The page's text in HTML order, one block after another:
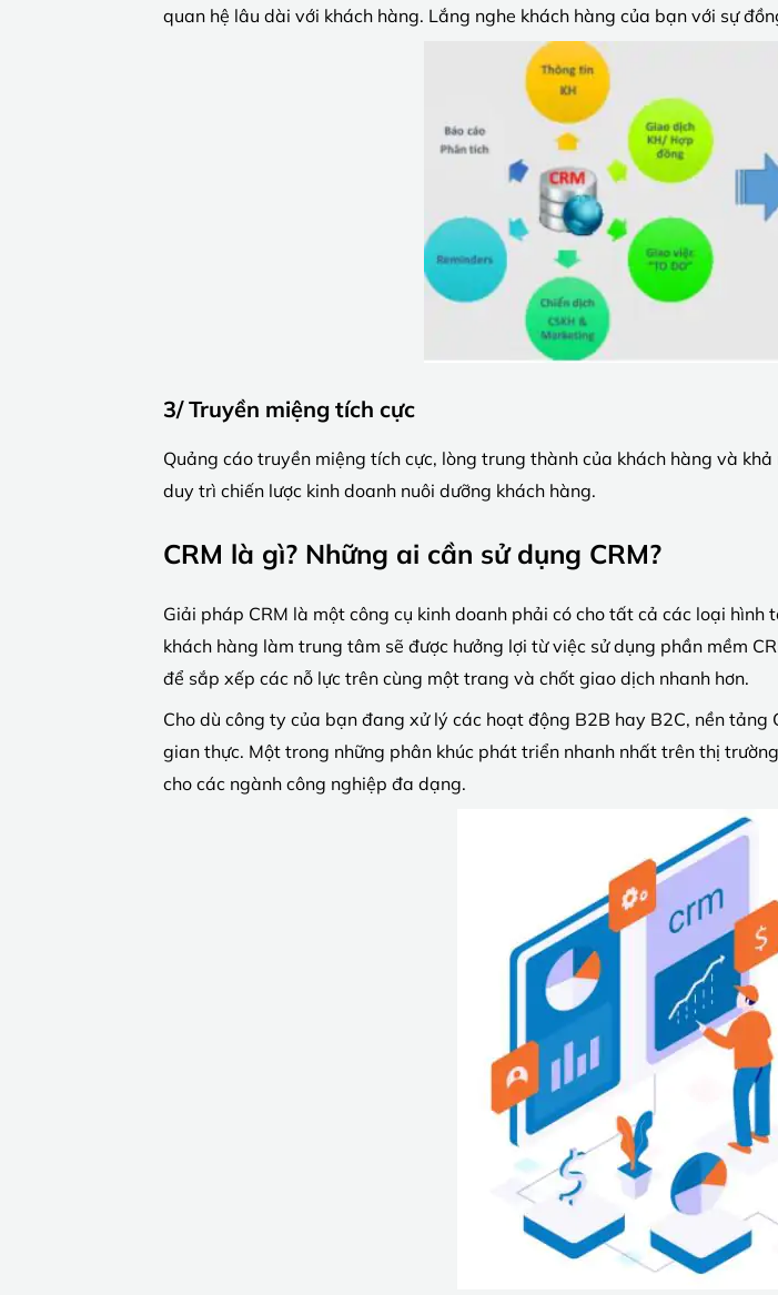
quan hệ lâu dài với khách hàng. Lắng nghe khách hàng của bạn với sự
3/ Truyền miệng tích cực
Quảng cáo truyền miệng tích cực, lòng trung thành của khách hàng và
duy trì chiến lược kinh doanh nuôi dưỡng khách hàng.
CRM là gì? Những ai cần sử dụng CRM?
Giải pháp CRM là một công cụ kinh doanh phải có cho tất cả các loại
khách hàng làm trung tâm sẽ được hưởng lợi từ việc sử dụng phần mềm
để sắp xếp các nỗ lực trên cùng một trang và chốt giao dịch nhanh hơn.
Cho dù công ty của bạn đang xử lý các hoạt động B2B hay B2C, nền
gian thực. Một trong những phân khúc phát triển nhanh nhất trên thị
cho các ngành công nghiệp đa dạng.